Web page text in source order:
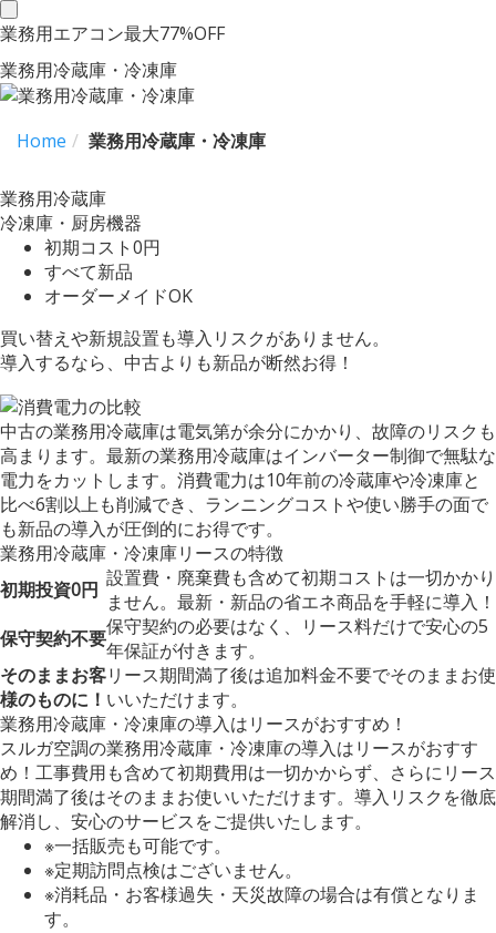
toggle
navigation
業務用エアコン最大77%OFF
業務用冷蔵庫・冷凍庫
Home 業務用冷蔵庫・冷凍庫
業務用冷蔵庫
冷凍庫・厨房機器
初期コスト0円
すべて新品
オーダーメイドOK
買い替えや新規設置も導入リスクがありません。
導入するなら、中古よりも新品が断然お得！
中古の業務用冷蔵庫は電気第が余分にかかり、故障のリスクも
高まります。最新の業務用冷蔵庫はインバーター制御で無駄な
電力をカットします。消費電力は10年前の冷蔵庫や冷凍庫と
比べ6割以上も削減でき、ランニングコストや使い勝手の面で
も新品の導入が圧倒的にお得です。
業務用冷蔵庫・冷凍庫リースの特徴
初期投資0円 設置費・廃棄費も含めて初期コストは一切かかり
ません。最新・新品の省エネ商品を手軽に導入！
保守契約不要保守契約の必要はなく、リース料だけで安心の5
年保証が付きます。
そのままお客
様のものに！
リース期間満了後は追加料金不要でそのままお使
いいただけます。
業務用冷蔵庫・冷凍庫の導入はリースがおすすめ！
スルガ空調の業務用冷蔵庫・冷凍庫の導入はリースがおすす
め！工事費用も含めて初期費用は一切かからず、さらにリース
期間満了後はそのままお使いいただけます。導入リスクを徹底
解消し、安心のサービスをご提供いたします。
※一括販売も可能です。
※定期訪問点検はございません。
※消耗品・お客様過失・天災故障の場合は有償となりま
す。